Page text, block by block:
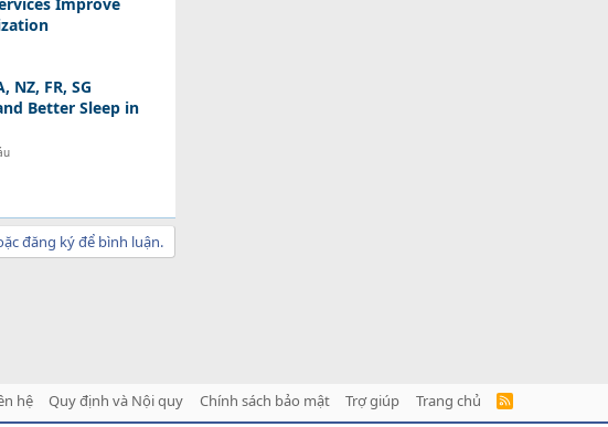
NZ, FR, SG
Better Sleep in
đăng ký để bình luận.
hệ Quy định và Nội quy Chính sách bảo mật Trợ giúp Trang chủ
R